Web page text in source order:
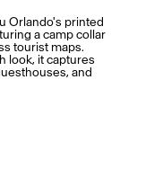
Orlando's printed
a camp collar
tourist maps.
look, it captures
and